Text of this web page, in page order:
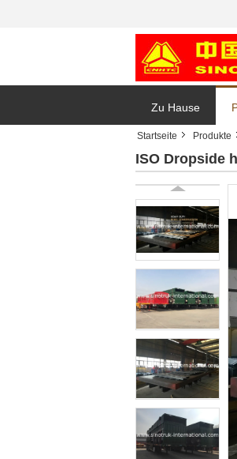
Zu Hause
Startseite Produkte
ISO Dropside